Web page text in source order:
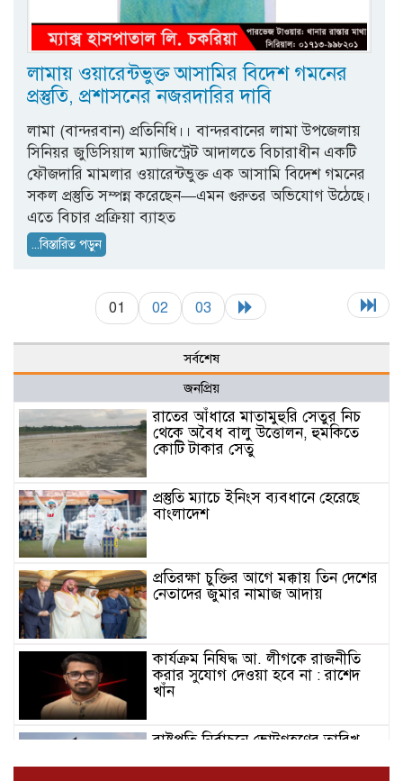
লামায় ওয়ারেন্টভুক্ত আসামির বিদেশ গমনের
প্রস্তুতি, প্রশাসনের নজরদারির দাবি
লামা (বান্দরবান) প্রতিনিধি।। বান্দরবানের লামা উপজেলায়
সিনিয়র জুডিসিয়াল ম্যাজিস্ট্রেট আদালতে বিচারাধীন একটি
ফৌজদারি মামলার ওয়ারেন্টভুক্ত এক আসামি বিদেশ গমনের
সকল প্রস্তুতি সম্পন্ন করেছেন—এমন গুরুতর অভিযোগ উঠেছে।
এতে বিচার প্রক্রিয়া ব্যাহত
...বিস্তারিত পড়ুন
01 02 03
সর্বশেষ
জনপ্রিয়
রাতের আঁধারে মাতামুহুরি সেতুর নিচ
থেকে অবৈধ বালু উত্তোলন, হুমকিতে
কোটি টাকার সেতু
প্রস্তুতি ম্যাচে ইনিংস ব্যবধানে হেরেছে
বাংলাদেশ
প্রতিরক্ষা চুক্তির আগে মক্কায় তিন দেশের
নেতাদের জুমার নামাজ আদায়
কার্যক্রম নিষিদ্ধ আ. লীগকে রাজনীতি
করার সুযোগ দেওয়া হবে না : রাশেদ
খাঁন
রাষ্ট্রপতি নির্বাচনে ভোটগ্রহণের তারিখ